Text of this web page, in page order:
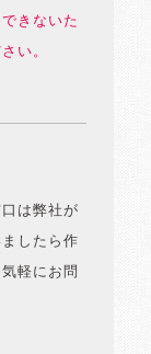
きないた
い。
は弊社が
したら作
軽にお問